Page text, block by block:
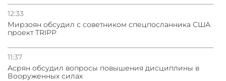
12:33
Мирзоян обсудил с советником спецпосланника США
проект TRIPP
11:37
Асрян обсудил вопросы повышения дисциплины в
Вооруженных силах